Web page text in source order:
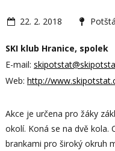
22. 2. 2018
SKI klub Hranice, spolek
E-mail:
Web: http://
Akce je určena pro žáky
okolí. Koná se na dvě kola.
brankami pro široký okruh